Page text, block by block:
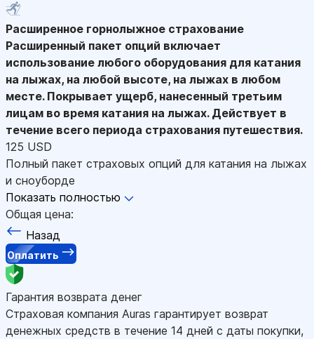
Расширенное горнолыжное страхование
Расширенный пакет опций включает
использование любого оборудования для катания
на лыжах, на любой высоте, на лыжах в любом
месте. Покрывает ущерб, нанесенный третьим
лицам во время катания на лыжах. Действует в
течение всего периода страхования путешествия.
125 USD
Полный пакет страховых опций для катания на лыжах
и сноуборде
Показать полностью
Общая цена:
Назад
Оплатить
Гарантия возврата денег
Страховая компания Auras гарантирует возврат
денежных средств в течение 14 дней с даты покупки,